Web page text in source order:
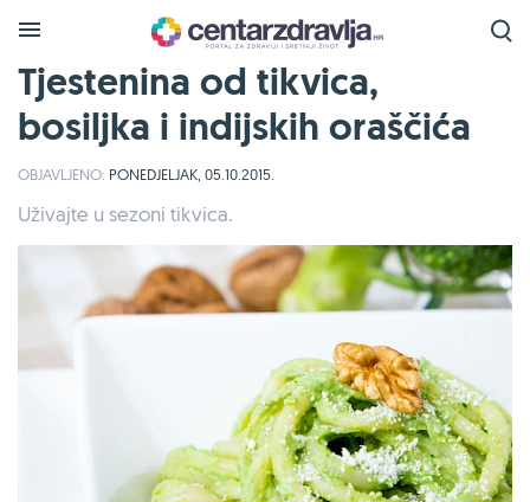
Tjestenina od tikvica,
bosiljka i indijskih oraščića
OBJAVLJENO: PONEDJELJAK, 05.10.2015.
Uživajte u sezoni tikvica.